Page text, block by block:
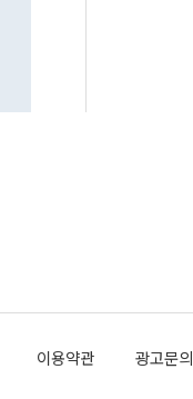
이용약관 광고문의